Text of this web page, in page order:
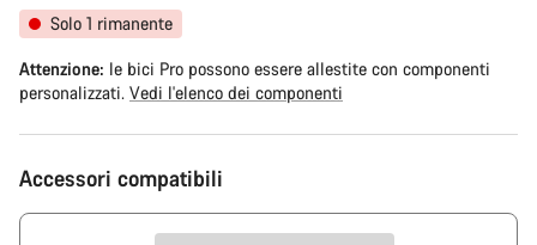
Solo 1 rimanente
Attenzione: le bici Pro possono essere allestite con componenti
personalizzati. Vedi l'elenco dei componenti
Accessori compatibili